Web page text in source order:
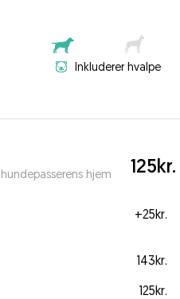
Inkluderer hvalpe
hjem 125kr.
+25kr.
143kr.
125kr.